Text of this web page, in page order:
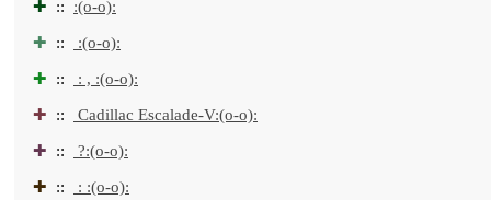
✚ :: :(o-o):
✚ :: :(o-o):
✚ :: : , :(o-o):
✚ :: Cadillac Escalade-V:(o-o):
✚ :: ?:(o-o):
✚ :: : :(o-o):